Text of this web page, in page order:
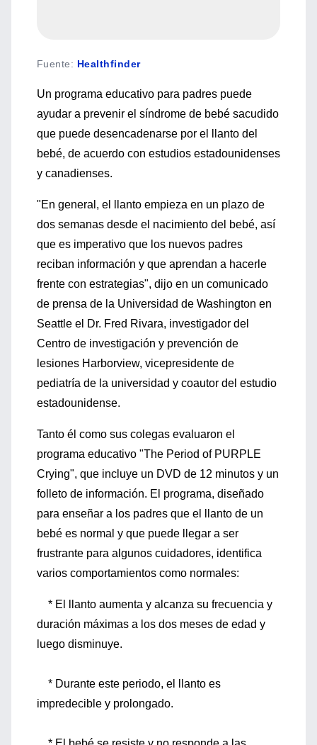
Fuente: Healthfinder
Un programa educativo para padres puede
ayudar a prevenir el síndrome de bebé sacudido
que puede desencadenarse por el llanto del
bebé, de acuerdo con estudios estadounidenses
y canadienses.
"En general, el llanto empieza en un plazo de
dos semanas desde el nacimiento del bebé, así
que es imperativo que los nuevos padres
reciban información y que aprendan a hacerle
frente con estrategias", dijo en un comunicado
de prensa de la Universidad de Washington en
Seattle el Dr. Fred Rivara, investigador del
Centro de investigación y prevención de
lesiones Harborview, vicepresidente de
pediatría de la universidad y coautor del estudio
estadounidense.
Tanto él como sus colegas evaluaron el
programa educativo "The Period of PURPLE
Crying", que incluye un DVD de 12 minutos y un
folleto de información. El programa, diseñado
para enseñar a los padres que el llanto de un
bebé es normal y que puede llegar a ser
frustrante para algunos cuidadores, identifica
varios comportamientos como normales:
* El llanto aumenta y alcanza su frecuencia y
duración máximas a los dos meses de edad y
luego disminuye.
* Durante este periodo, el llanto es
impredecible y prolongado.